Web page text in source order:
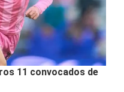
11 convocados de